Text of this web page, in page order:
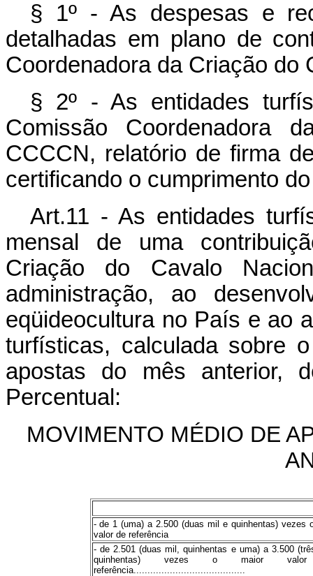
§ 1º - As despesas e
detalhadas em plano de
Coordenadora da Criação do
§ 2º - As entidades
Comissão Coordenadora
CCCCN, relatório de firma
certificando o cumprimento
Art.11 - As entidades
mensal de uma
Criação do Cavalo
administração, ao
eqüideocultura no País e ao
turfísticas, calculada sobre
apostas do mês anterior,
Percentual:
MOVIMENTO MÉDIO DE
- de 1 (uma) a 2.500 (duas mil e quinhentas) vezes
valor de referência
- de 2.501 (duas mil, quinhentas e uma) a 3.500
quinhentas) vezes o maior
referência........................................